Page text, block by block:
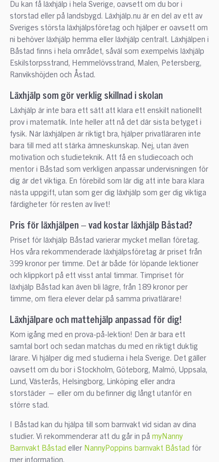
Du kan få läxhjälp i hela Sverige, oavsett om du bor i
storstad eller på landsbygd. Läxhjälp.nu är en del av ett av
Sveriges största läxhjälpsföretag och hjälper er oavsett om
ni behöver läxhjälp hemma eller läxhjälp centralt. Läxhjälpen i
Båstad finns i hela området, såväl som exempelvis läxhjälp
Eskilstorpsstrand, Hemmelövsstrand, Malen, Petersberg,
Ranvikshöjden och Åstad.
Läxhjälp som gör verklig skillnad i skolan
Läxhjälp är inte bara ett sätt att klara ett enskilt nationellt
prov i matematik. Inte heller att nå det där sista betyget i
fysik. När läxhjälpen är riktigt bra, hjälper privatläraren inte
bara till med att stärka ämneskunskap. Nej, utan även
motivation och studieteknik. Att få en studiecoach och
mentor i Båstad som verkligen anpassar undervisningen för
dig är det viktiga. En förebild som lär dig att inte bara klara
nästa uppgift, utan som ger dig läxhjälp som ger dig viktiga
färdigheter för resten av livet!
Pris för läxhjälpen – vad kostar läxhjälp Båstad?
Priset för läxhjälp Båstad varierar mycket mellan företag.
Hos våra rekommenderade läxhjälpsföretag är priset från
399 kronor per timme. Det är både för löpande lektioner
och klippkort på ett visst antal timmar. Timpriset för
läxhjälp Båstad kan även bli lägre, från 189 kronor per
timme, om flera elever delar på samma privatlärare!
Läxhjälpare och mattehjälp anpassad för dig!
Kom igång med en prova-på-lektion! Den är bara ett
samtal bort och sedan matchas du med en riktigt duktig
lärare. Vi hjälper dig med studierna i hela Sverige. Det gäller
oavsett om du bor i Stockholm, Göteborg, Malmö, Uppsala,
Lund, Västerås, Helsingborg, Linköping eller andra
storstäder — eller om du befinner dig långt utanför en
större stad.
I Båstad kan du hjälpa till som barnvakt vid sidan av dina
studier. Vi rekommenderar att du går in på myNanny
Barnvakt Båstad eller NannyPoppins barnvakt Båstad för
mer information.